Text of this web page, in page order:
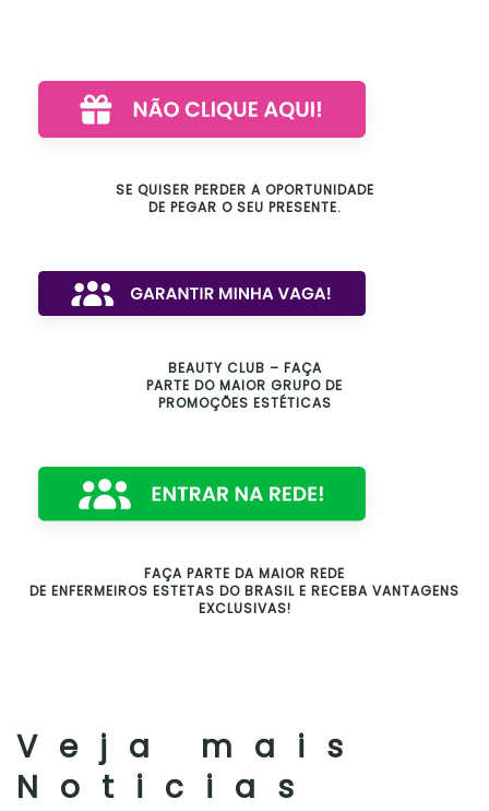
SE QUISER PERDER A OPORTUNIDADE
DE PEGAR O SEU PRESENTE.
BEAUTY CLUB – FAÇA
PARTE DO MAIOR GRUPO DE
PROMOÇÕES ESTÉTICAS
FAÇA PARTE DA MAIOR REDE
DE ENFERMEIROS ESTETAS DO BRASIL E RECEBA VANTAGENS
EXCLUSIVAS!
Veja mais
Noticias